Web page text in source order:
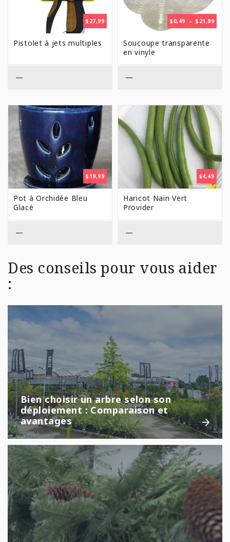
$ 27,99
Pistolet à jets multiples
—
$ 0,49 – $ 21,99
DE
Soucoupe transparente
en vinyle
—
$ 19,99
Pot à Orchidée Bleu
Glacé
—
$4,49
Haricot Nain Vert
Provider
—
Des conseils pour vous aider
:
Bien choisir un arbre selon son
déploiement : Comparaison et
avantages